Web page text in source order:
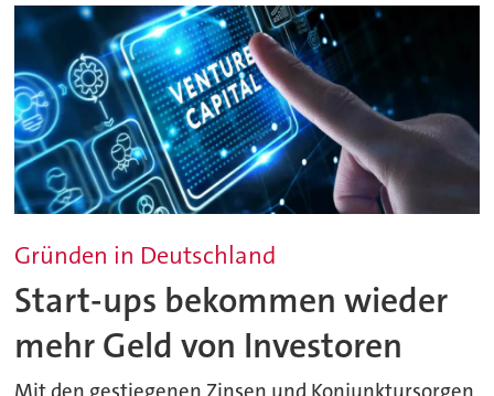
Gründen in Deutschland
Start-ups bekommen wieder
mehr Geld von Investoren